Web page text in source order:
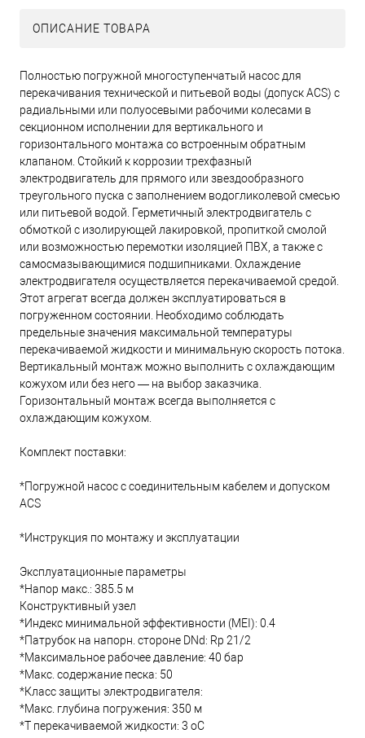
ОПИСАНИЕ ТОВАРА
Полностью погружной многоступенчатый насос для
перекачивания технической и питьевой воды (допуск ACS) с
радиальными или полуосевыми рабочими колесами в
секционном исполнении для вертикального и
горизонтального монтажа со встроенным обратным
клапаном. Стойкий к коррозии трехфазный
электродвигатель для прямого или звездообразного
треугольного пуска с заполнением водогликолевой смесью
или питьевой водой. Герметичный электродвигатель с
обмоткой с изолирующей лакировкой, пропиткой смолой
или возможностью перемотки изоляцией ПВХ, а также с
самосмазывающимися подшипниками. Охлаждение
электродвигателя осуществляется перекачиваемой средой.
Этот агрегат всегда должен эксплуатироваться в
погруженном состоянии. Необходимо соблюдать
предельные значения максимальной температуры
перекачиваемой жидкости и минимальную скорость потока.
Вертикальный монтаж можно выполнить с охлаждающим
кожухом или без него — на выбор заказчика.
Горизонтальный монтаж всегда выполняется с
охлаждающим кожухом.
Комплект поставки:
*Погружной насос с соединительным кабелем и допуском
ACS
*Инструкция по монтажу и эксплуатации
Эксплуатационные параметры
*Напор макс.: 385.5 м
Конструктивный узел
*Индекс минимальной эффективности (MEI): 0.4
*Патрубок на напорн. стороне DNd: Rp 21/2
*Максимальное рабочее давление: 40 бар
*Макс. содержание песка: 50
*Класс защиты электродвигателя:
*Макс. глубина погружения: 350 м
*Т перекачиваемой жидкости: 3 oC